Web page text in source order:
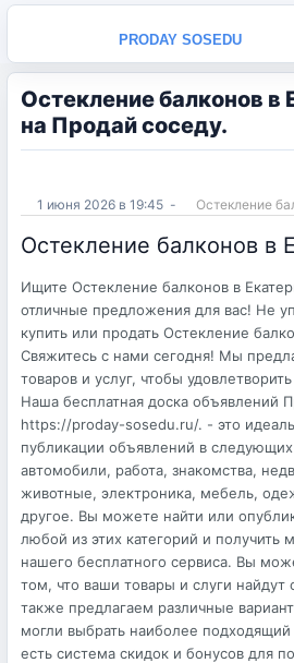
PRODAY SOSEDU
Остекление балконов в
на Продай соседу.
1 июня 2026 в 19:45 - Остекление
Остекление балконов в
Ищите Остекление балконов в
отличные предложения для вас! Не
купить или продать Остекление
Свяжитесь с нами сегодня! Мы
товаров и услуг, чтобы
Наша бесплатная доска объявлений
https://proday-sosedu.ru/. - это
публикации объявлений в следующих
автомобили, работа, знакомства,
животные, электроника, мебель,
другое. Вы можете найти или
любой из этих категорий и получить
нашего бесплатного сервиса. Вы
том, что ваши товары и слуги найдут
также предлагаем различные
могли выбрать наиболее
есть система скидок и бонусов для